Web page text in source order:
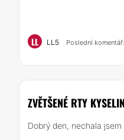
LL LL5 Poslední
ZVĚTŠENÉ RTY
Dobrý den, nechala